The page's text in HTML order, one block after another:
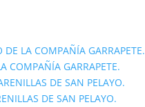
DE LA COMPAÑÍA GARRAPETE.
COMPAÑÍA GARRAPETE.
DE SAN PELAYO.
DE SAN PELAYO.